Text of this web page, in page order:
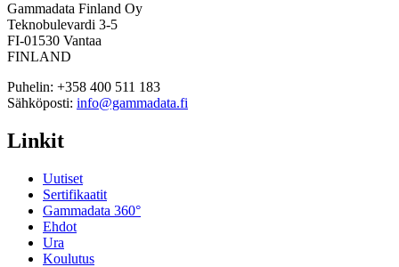
Gammadata Finland Oy
Teknobulevardi 3-5
FI-01530 Vantaa
FINLAND
Puhelin: +358 400 511 183
Sähköposti: info@gammadata.fi
Linkit
Uutiset
Sertifikaatit
Gammadata 360°
Ehdot
Ura
Koulutus